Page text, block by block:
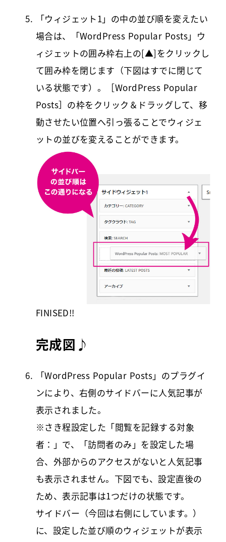
「ウィジェット1」の中の並び順を変えたい
場合は、「WordPress Popular Posts」ウ
ィジェットの囲み枠右上の[▲]をクリックし
て囲み枠を閉じます（下図はすでに閉じて
いる状態です）。［WordPress Popular
Posts］の枠をクリック＆ドラッグして、移
動させたい位置へ引っ張ることでウィジェ
ットの並びを変えることができます。
FINISED!!
完成図♪
「WordPress Popular Posts」のプラグイ
ンにより、右側のサイドバーに人気記事が
表示されました。
※さき程設定した「閲覧を記録する対象
者：」で、「訪問者のみ」を設定した場
合、外部からのアクセスがないと人気記事
も表示されません。下図でも、設定直後の
ため、表示記事は1つだけの状態です。
サイドバー（今回は右側にしています。）
に、設定した並び順のウィジェットが表示